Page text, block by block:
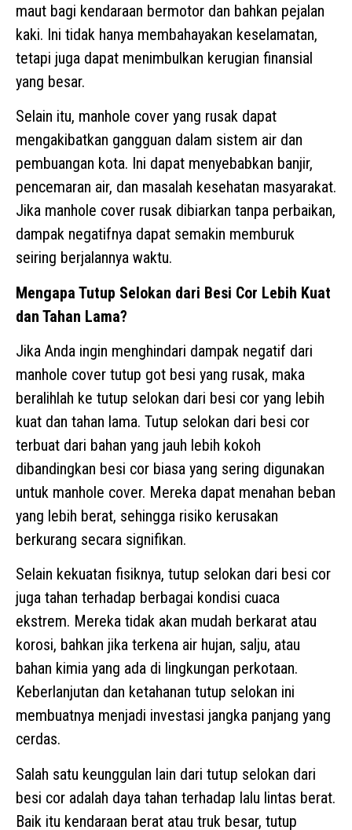
maut bagi kendaraan bermotor dan bahkan pejalan
kaki. Ini tidak hanya membahayakan keselamatan,
tetapi juga dapat menimbulkan kerugian finansial
yang besar.
Selain itu, manhole cover yang rusak dapat
mengakibatkan gangguan dalam sistem air dan
pembuangan kota. Ini dapat menyebabkan banjir,
pencemaran air, dan masalah kesehatan masyarakat.
Jika manhole cover rusak dibiarkan tanpa perbaikan,
dampak negatifnya dapat semakin memburuk
seiring berjalannya waktu.
Mengapa Tutup Selokan dari Besi Cor Lebih Kuat
dan Tahan Lama?
Jika Anda ingin menghindari dampak negatif dari
manhole cover tutup got besi yang rusak, maka
beralihlah ke tutup selokan dari besi cor yang lebih
kuat dan tahan lama. Tutup selokan dari besi cor
terbuat dari bahan yang jauh lebih kokoh
dibandingkan besi cor biasa yang sering digunakan
untuk manhole cover. Mereka dapat menahan beban
yang lebih berat, sehingga risiko kerusakan
berkurang secara signifikan.
Selain kekuatan fisiknya, tutup selokan dari besi cor
juga tahan terhadap berbagai kondisi cuaca
ekstrem. Mereka tidak akan mudah berkarat atau
korosi, bahkan jika terkena air hujan, salju, atau
bahan kimia yang ada di lingkungan perkotaan.
Keberlanjutan dan ketahanan tutup selokan ini
membuatnya menjadi investasi jangka panjang yang
cerdas.
Salah satu keunggulan lain dari tutup selokan dari
besi cor adalah daya tahan terhadap lalu lintas berat.
Baik itu kendaraan berat atau truk besar, tutup